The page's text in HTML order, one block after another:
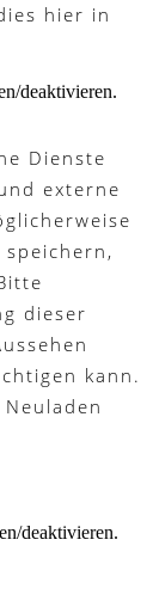
hier in
deaktivieren.
Dienste
externe
dieser
kann.
deaktivieren.